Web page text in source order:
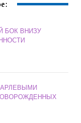
БОК ВНИЗУ